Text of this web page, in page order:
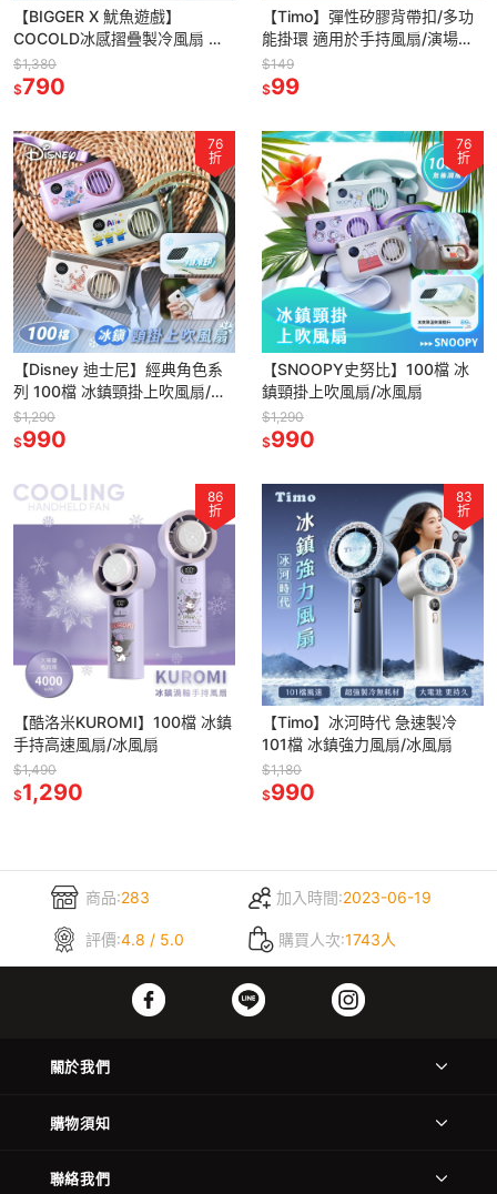
【BIGGER X 魷魚遊戲】
COCOLD冰感摺疊製冷風扇 附
掛繩 附吊飾盲袋
$1,380
$790
【Timo】彈性矽膠背帶扣/多功
能掛環 適用於手持風扇/演場會
手燈/寶特瓶水壺
$149
$99
76
折
【Disney 迪士尼】經典角色系
列 100檔 冰鎮頸掛上吹風扇/冰
風扇
$1,290
$990
76
折
【SNOOPY史努比】100檔 冰
鎮頸掛上吹風扇/冰風扇
$1,290
$990
86
折
【酷洛米KUROMI】100檔 冰鎮
手持高速風扇/冰風扇
$1,490
$1,290
83
折
【Timo】冰河時代 急速製冷
101檔 冰鎮強力風扇/冰風扇
$1,180
$990
商品:283 加入時間:2023-06-19
評價:4.8 / 5.0 購買人次:1743人
關於我們
購物須知
聯絡我們